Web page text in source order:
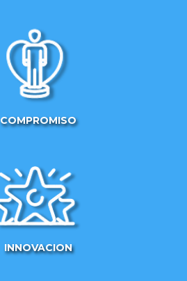
COMPROMISO
INNOVACION